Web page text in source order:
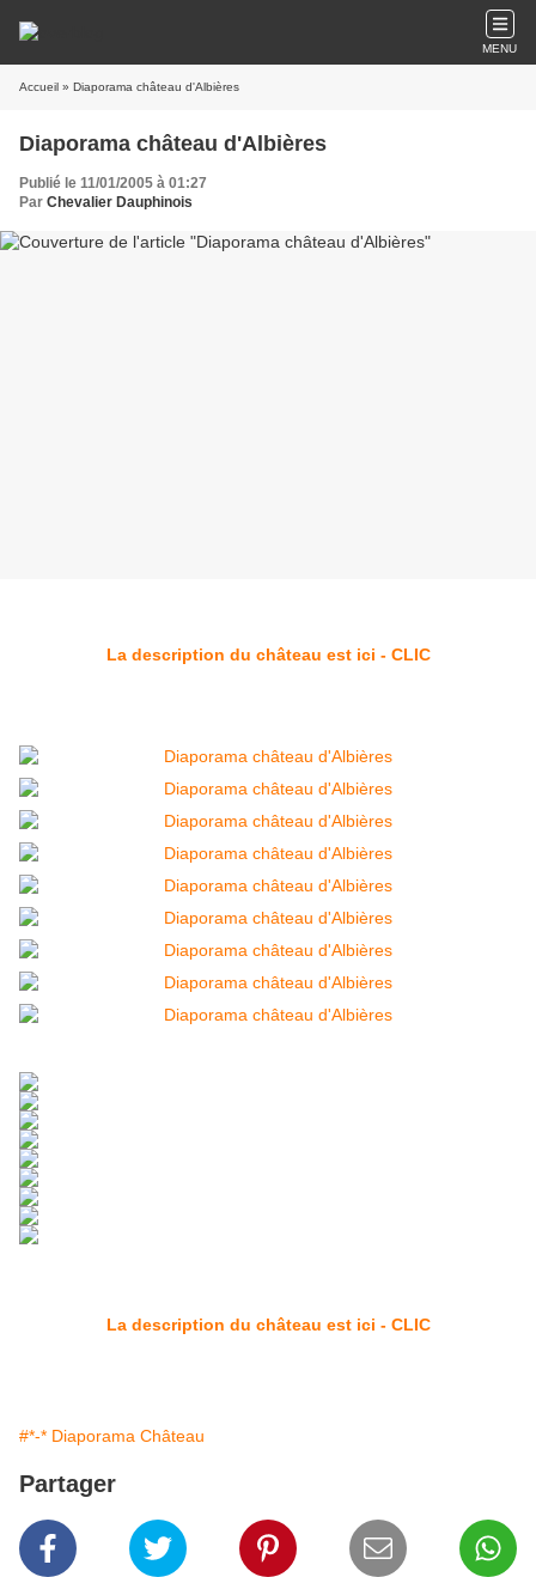
MENU
Accueil » Diaporama château d'Albières
Diaporama château d'Albières
Publié le 11/01/2005 à 01:27
Par Chevalier Dauphinois
La description du château est ici - CLIC
La description du château est ici - CLIC
#*-* Diaporama Château
Partager